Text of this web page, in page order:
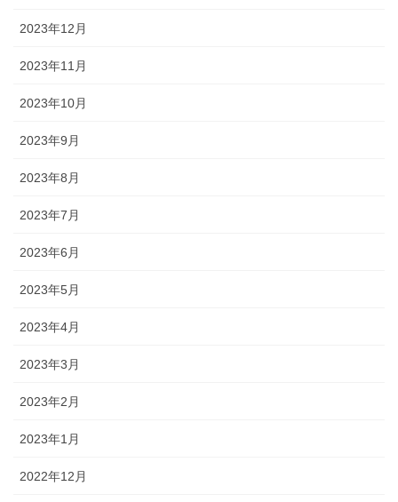
2023年12月
2023年11月
2023年10月
2023年9月
2023年8月
2023年7月
2023年6月
2023年5月
2023年4月
2023年3月
2023年2月
2023年1月
2022年12月